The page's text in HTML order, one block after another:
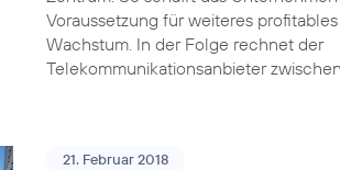
Voraussetzung für weiteres profitables
Wachstum. In der Folge rechnet der
Telekommunikationsanbieter
21. Februar 2018